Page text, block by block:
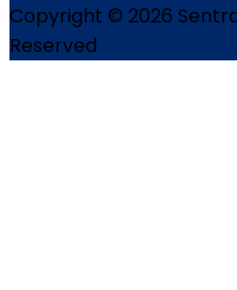
Copyright © 2026
Reserved